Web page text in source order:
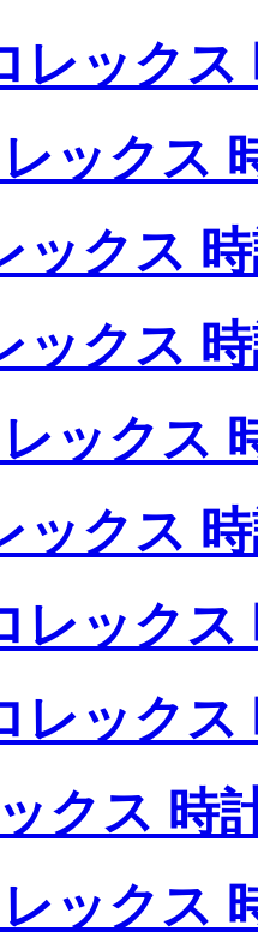
レックス
ックス
ックス
ックス
ックス
ックス
レックス
レックス
クス 時
ックス